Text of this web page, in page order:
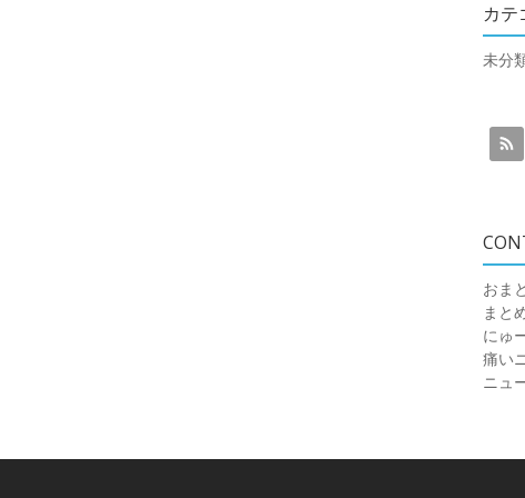
カテ
未分
おま
まと
にゅ
痛い
ニュ